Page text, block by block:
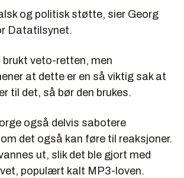
og politisk støtte, sier Georg
Datatilsynet.
brukt veto-retten, men
at dette er en så viktig sak at
til det, så bør den brukes.
også delvis sabotere
det også kan føre til reaksjoner.
ut, slik det ble gjort med
populært kalt MP3-loven.